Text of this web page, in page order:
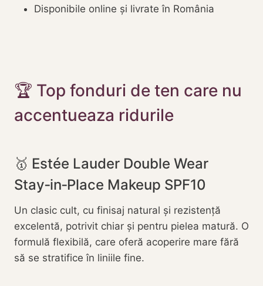
Disponibile online și livrate în România
🏆 Top fonduri de ten care nu
accentueaza ridurile
🥇 Estée Lauder Double Wear
Stay‑in‑Place Makeup SPF10
Un clasic cult, cu finisaj natural și rezistență
excelentă, potrivit chiar și pentru pielea matură. O
formulă flexibilă, care oferă acoperire mare fără
să se stratifice în liniile fine.